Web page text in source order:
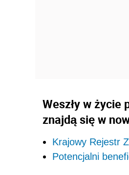
Weszły w życie
znajdą się w
Krajowy Rejestr
Potencjalni